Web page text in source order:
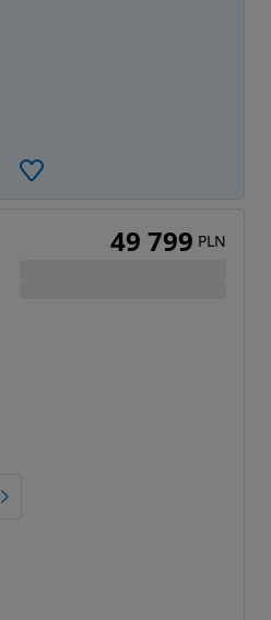
49 799 PLN